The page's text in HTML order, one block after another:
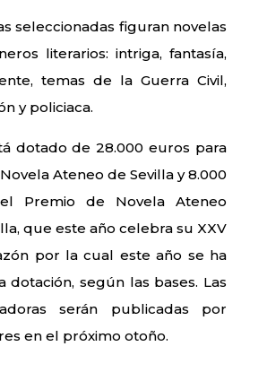
seleccionadas figuran novelas
literarios: intriga, fantasía,
temas de la Guerra Civil,
y policiaca.
dotado de 28.000 euros para
Ateneo de Sevilla y 8.000
Premio de Novela Ateneo
que este año celebra su XXV
por la cual este año se ha
dotación, según las bases. Las
serán publicadas por
en el próximo otoño.